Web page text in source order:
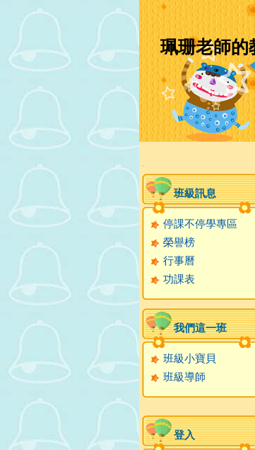
珮珊老師的
班級訊息
停課不停學專區
榮譽榜
行事曆
功課表
我們這一班
班級小寶貝
班級導師
登入